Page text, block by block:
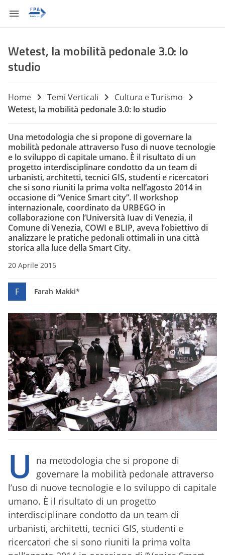
Wetest, la mobilità pedonale 3.0: lo
studio
Home Temi Verticali
Cultura e Turismo
Wetest, la mobilità pedonale 3.0: lo studio
Una metodologia che si propone di governare la
mobilità pedonale attraverso l’uso di nuove tecnologie
e lo sviluppo di capitale umano. È il risultato di un
progetto interdisciplinare condotto da un team di
urbanisti, architetti, tecnici GIS, studenti e ricercatori
che si sono riuniti la prima volta nell’agosto 2014 in
occasione di “Venice Smart city”. Il workshop
internazionale, coordinato da URBEGO in
collaborazione con l’Università Iuav di Venezia, il
Comune di Venezia, COWI e BLIP, aveva l’obiettivo di
analizzare le pratiche pedonali ottimali in una città
storica alla luce della Smart City.
20 Aprile 2015
F Farah Makki*
U
na metodologia che si propone di
governare la mobilità pedonale attraverso
l’uso di nuove tecnologie e lo sviluppo di capitale
umano. È il risultato di un progetto
interdisciplinare condotto da un team di
urbanisti, architetti, tecnici GIS, studenti e
ricercatori che si sono riuniti la prima volta